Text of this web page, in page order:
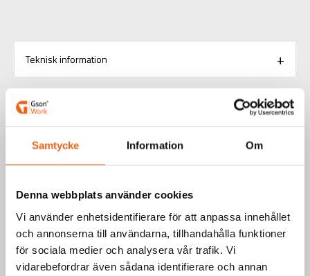
Samtycke Information Om
Denna webbplats använder cookies
Vi använder enhetsidentifierare för att anpassa innehållet
och annonserna till användarna, tillhandahålla funktioner
för sociala medier och analysera vår trafik. Vi
vidarebefordrar även sådana identifierare och annan
Teknisk information
SKÄROLJA 400 ML